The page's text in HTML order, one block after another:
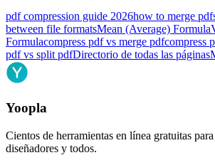
pdf compression guide 2026how to merge
between file formatsMean (Average) Formula
Formulacompress pdf vs merge pdfcompress
pdf vs split pdfDirectorio de todas las páginas
Yoopla
Cientos de herramientas en línea gratuitas
diseñadores y todos.